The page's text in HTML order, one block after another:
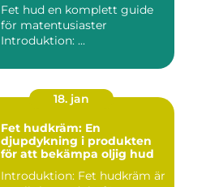
Fet hud en komplett guide
för matentusiaster
Introduktion: ...
18. jan
Fet hudkräm: En
djupdykning i produkten
för att bekämpa oljig hud
Introduktion: Fet hudkräm är